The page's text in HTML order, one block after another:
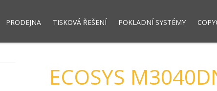
PRODEJNA TISKOVÁ ŘEŠENÍ POKLADNÍ SYSTÉMY
ECOSYS